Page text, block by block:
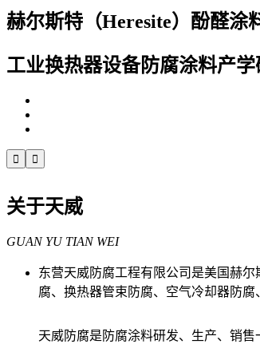
赫尔斯特（Heresite）酚醛涂
工业换热器设备防腐涂料产
 
关于天威
GUAN YU TIAN WEI
东营天威防腐工程有限公司是美国赫
腐、换热器管束防腐、空气冷却器防腐
天威防腐是防腐涂料研发、生产、销售